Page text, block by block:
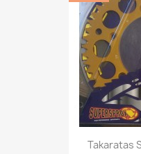
Takaratas